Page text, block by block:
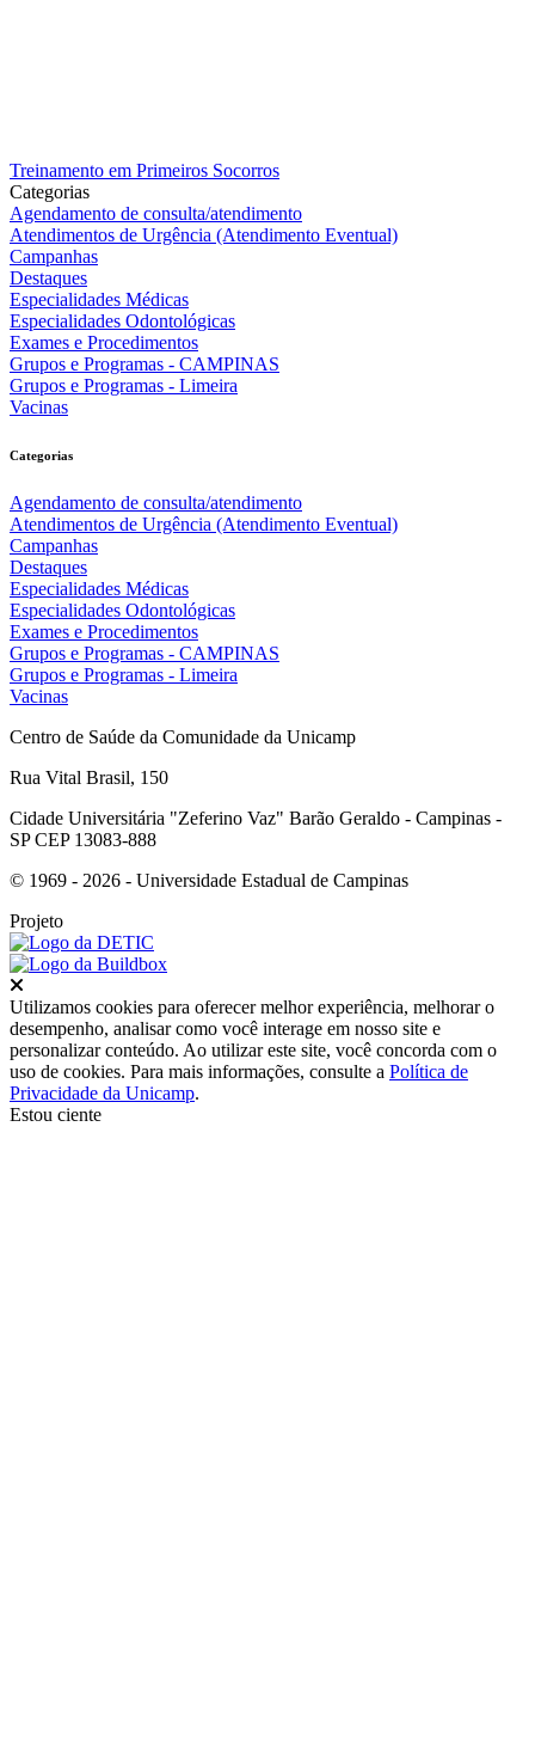
Treinamento em Primeiros Socorros
Categorias
Agendamento de consulta/atendimento
Atendimentos de Urgência (Atendimento Eventual)
Campanhas
Destaques
Especialidades Médicas
Especialidades Odontológicas
Exames e Procedimentos
Grupos e Programas - CAMPINAS
Grupos e Programas - Limeira
Vacinas
Categorias
Agendamento de consulta/atendimento
Atendimentos de Urgência (Atendimento Eventual)
Campanhas
Destaques
Especialidades Médicas
Especialidades Odontológicas
Exames e Procedimentos
Grupos e Programas - CAMPINAS
Grupos e Programas - Limeira
Vacinas
Centro de Saúde da Comunidade da Unicamp
Rua Vital Brasil, 150
Cidade Universitária "Zeferino Vaz" Barão Geraldo - Campinas -
SP CEP 13083-888
© 1969 - 2026 - Universidade Estadual de Campinas
Projeto
Utilizamos cookies para oferecer melhor experiência, melhorar o
desempenho, analisar como você interage em nosso site e
personalizar conteúdo. Ao utilizar este site, você concorda com o
uso de cookies. Para mais informações, consulte a Política de
Privacidade da Unicamp.
Estou ciente